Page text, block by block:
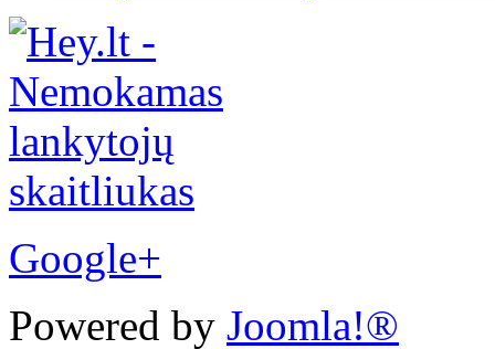
Google+
Powered by Joomla!®